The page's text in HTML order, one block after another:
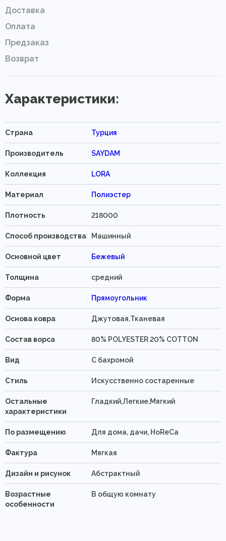
Доставка
Оплата
Предзаказ
Возврат
Характеристики:
Страна Турция
Производитель SAYDAM
Коллекция LORA
Материал Полиэстер
Плотность 218000
Способ производства Машинный
Основной цвет Бежевый
Толщина средний
Форма Прямоугольник
Основа ковра Джутовая,Тканевая
Состав ворса 80% POLYESTER 20% COTTON
Вид C бахромой
Стиль Искусственно состаренные
Остальные
характеристики
Гладкий,Легкие,Мягкий
По размещению Для дома, дачи, HoReCa
Фактура Мягкая
Дизайн и рисунок Абстрактный
Возрастные
особенности
В общую комнату